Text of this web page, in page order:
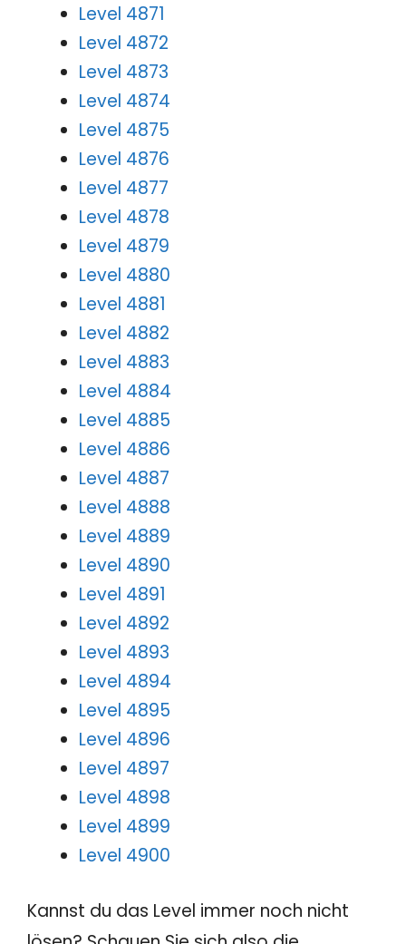
Level 4871
Level 4872
Level 4873
Level 4874
Level 4875
Level 4876
Level 4877
Level 4878
Level 4879
Level 4880
Level 4881
Level 4882
Level 4883
Level 4884
Level 4885
Level 4886
Level 4887
Level 4888
Level 4889
Level 4890
Level 4891
Level 4892
Level 4893
Level 4894
Level 4895
Level 4896
Level 4897
Level 4898
Level 4899
Level 4900
Kannst du das Level immer noch nicht